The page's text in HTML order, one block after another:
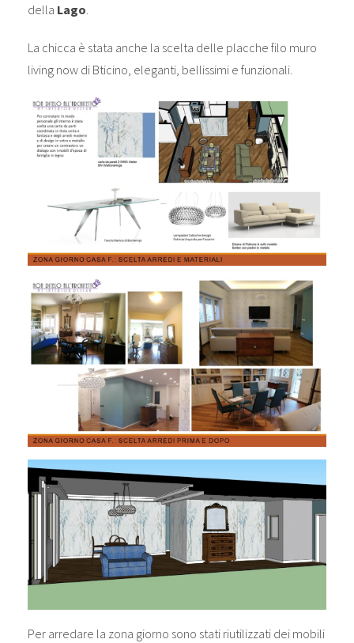
della Lago.
La chicca è stata anche la scelta delle placche filo muro
living now di Bticino, eleganti, bellissimi e funzionali.
Per arredare la zona giorno sono stati riutilizzati dei mobili